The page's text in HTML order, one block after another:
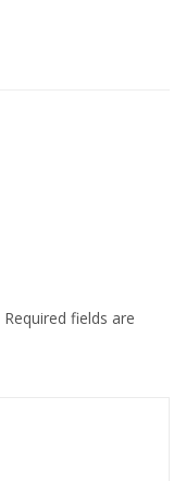
Required fields are